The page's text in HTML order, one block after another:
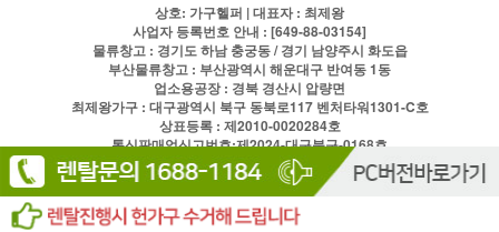
상호: 가구헬퍼 | 대표자 : 최제왕
사업자 등록번호 안내 : [649-88-03154]
물류창고 : 경기도 하남 충궁동 / 경기 남양주시 화도읍
부산물류창고 : 부산광역시 해운대구 반여동 1동
업소용공장 : 경북 경산시 압량면
최제왕가구 : 대구광역시 북구 동북로117 벤처타워1301-C호
상표등록 : 제2010-0020284호
통신판매업신고번호:제2024-대구북구-0168호
전화1688-1184팩스
이용약관
개인정보처리방침
Copyright © 주식회사 현실글로벌 All rights reserved.